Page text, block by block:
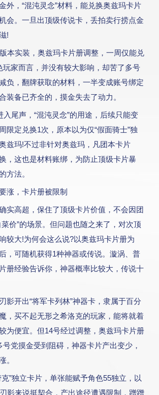
媒体信息
外，“混沌灵念”材料，能兑换奥兹玛卡片
会。一旦出顶级传说卡，丢拍卖行捞点金
!
本实装，奥兹玛卡片册调整，一周仅能兑
玩家而言，并没有较大影响，却苦了多号
负，翻牌获取的材料，一半变成账号绑定
装备已齐全的，摸金失去了动力。
入尾声，“混沌灵念”的用途，后续只能变
限定兑换1次，原本以为仅“假面骑士”独
兹玛!不过非针对奥兹玛，凡团本卡片
，这也是材料账绑，为防止顶级卡片暴
方法。
涨，卡片册被限制
实高超，保住了顶级卡片价值，不会因团
价”的场景。但问题也随之来了，对次顶
较大!为何会这么说?以奥兹玛卡片册为
，可随机获得1种神器或传说。漩涡、普
册经验告诉你，神器概率比较大，传说十
影开出“将军卡列林”神器卡，隶属于百分
，买不起无形之希洛克的玩家，能将就着
为便宜。但14号经过调整，奥兹玛卡片册
党摸金受到阻碍，神器卡片产出变少，
。
”独立卡片，单张能赋予角色55独立，以
影来说挺契合，产出途径遭遇限制，蹭蹭